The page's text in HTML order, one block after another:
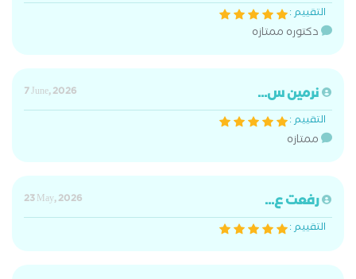
التقييم :
دكتوره ممتازه
نرمين س...
7 June, 2026
التقييم :
ممتازه
رفعت ع...
23 May, 2026
التقييم :